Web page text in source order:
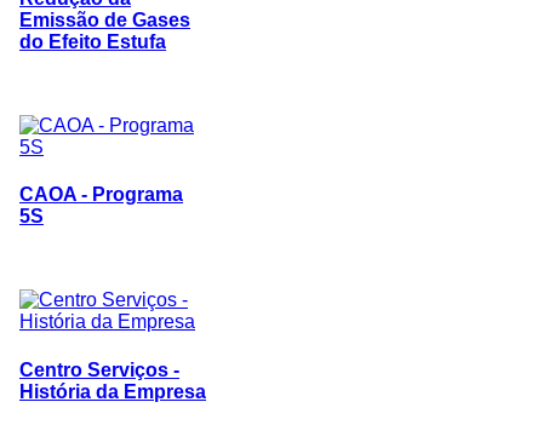
Emissão de Gases
do Efeito Estufa
CAOA - Programa
5S
Centro Serviços -
História da Empresa